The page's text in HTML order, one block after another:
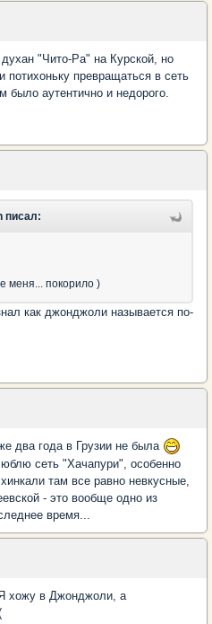
"Чито-Ра" на Курской, но
потихоньку превращаться в сеть
аутентично и недорого.
писал:
меня... покорило )
как джонджоли называется по-
два года в Грузии не была
сеть "Хачапури", особенно
там все равно невкусные,
- это вообще одно из
время...
хожу в Джонджоли, а